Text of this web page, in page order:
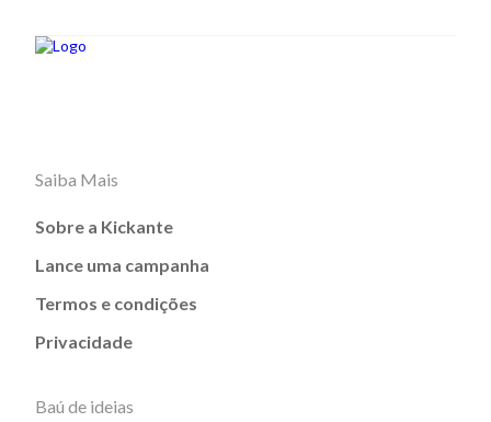
Saiba Mais
Sobre a Kickante
Lance uma campanha
Termos e condições
Privacidade
Baú de ideias